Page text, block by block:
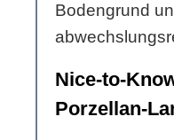
Bodengrund
Nice-to-
Porzellan-